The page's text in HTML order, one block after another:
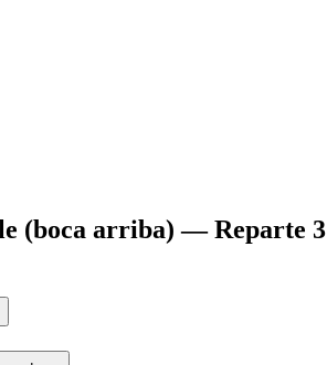
(boca arriba) — Reparte 3